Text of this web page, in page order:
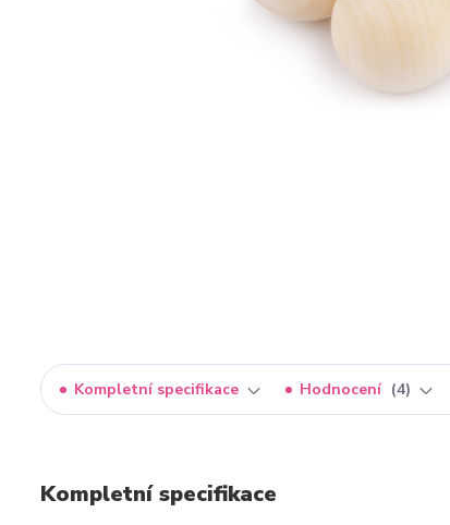
Kompletní specifikace Hodnocení 4
Kompletní specifikace